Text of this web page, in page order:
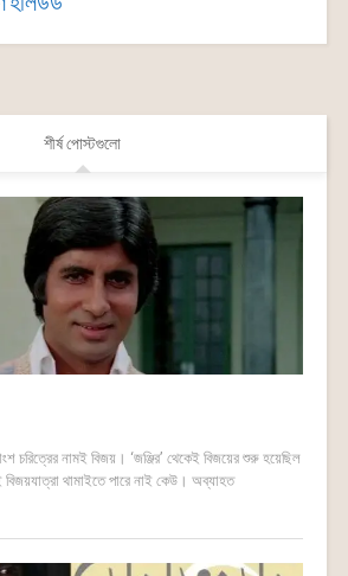
শীর্ষ পোস্টগুলো
চরিত্রের নামই বিজয়। ‘জঞ্জির’ থেকেই বিজয়ের শুরু হয়েছিল
থামাইতে পারে নাই কেউ। অব্যাহত